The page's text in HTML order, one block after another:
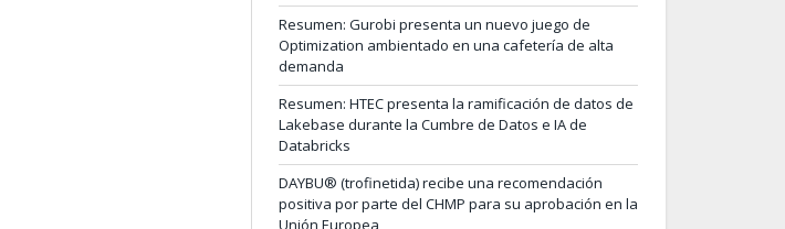
Resumen: Gurobi presenta un nuevo juego de
Optimization ambientado en una cafetería de alta
demanda
Resumen: HTEC presenta la ramificación de datos de
Lakebase durante la Cumbre de Datos e IA de
Databricks
DAYBU® (trofinetida) recibe una recomendación
positiva por parte del CHMP para su aprobación en la
Unión Europea